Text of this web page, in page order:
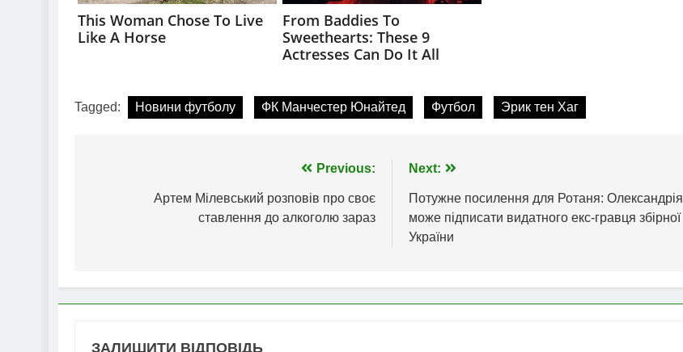
Tagged: Новини футболу ФК Манчестер Юнайтед Футбол Эрик тен Хаг
записів
Previous:
Артем Мілевський розповів про своє
ставлення до алкоголю зараз
Next:
Потужне посилення для Ротаня: Олександрія
може підписати видатного екс-гравця збірної
України
ЗАЛИШИТИ ВІДПОВІДЬ